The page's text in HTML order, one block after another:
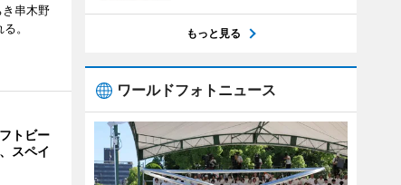
串木野
。
トビー
スペイ
もっと見る
ワールドフォトニュース